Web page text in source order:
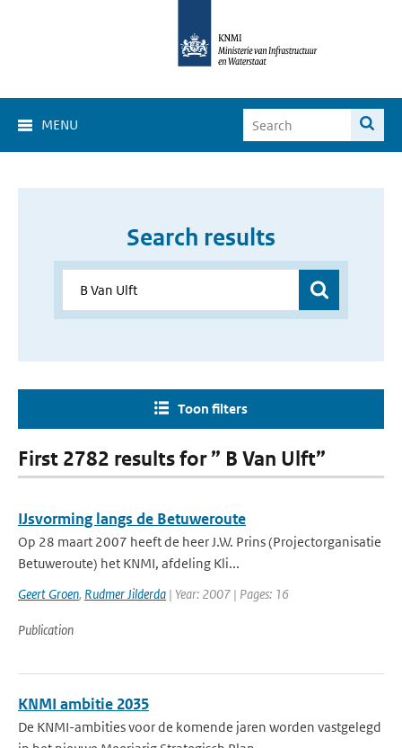
MENU
Search results
Toon filters
First 2782 results for ” B Van Ulft”
IJsvorming langs de Betuweroute
Op 28 maart 2007 heeft de heer J.W. Prins (Projectorganisatie
Betuweroute) het KNMI, afdeling Kli...
Geert Groen, Rudmer Jilderda | Year: 2007 | Pages: 16
Publication
KNMI ambitie 2035
De KNMI-ambities voor de komende jaren worden vastgelegd